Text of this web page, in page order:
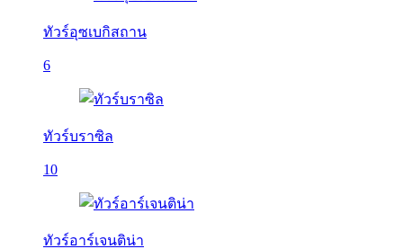
ทัวร์อุซเบกิสถาน
6
ทัวร์บราซิล
10
ทัวร์อาร์เจนติน่า